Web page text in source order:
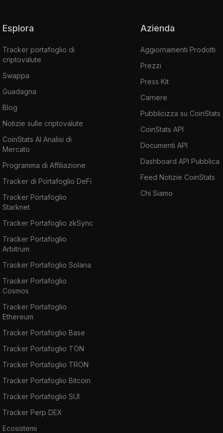
Esplora
Tracker portafoglio di
criptovalute
Swappa
Guadagna
Blog
Notizie sulle criptovalute
CoinStats AI Analisi di
Mercato
Programma di Affiliazione
Tracker di Portafoglio DeFi
Tracker Portafoglio
Starknet
Tracker Portafoglio zkSync
Tracker Portafoglio
Arbitrum
Tracker Portafoglio Solana
Tracker Portafoglio
Cosmos
Tracker Portafoglio
Ethereum
Tracker Portafoglio Base
Tracker Portafoglio TON
Tracker Portafoglio TRON
Tracker Portafoglio Bitcoin
Tracker Portafoglio SUI
Tracker Perp DEX
Ecosistemi
Azienda
Aggiornamenti Prodotti
Prezzi
Press Kit
Carriere
Pubblicizza su CoinStats
CoinStats API
Documenti API
Dashboard API Pubblica
Feed Notizie CoinStats
Chi Siamo